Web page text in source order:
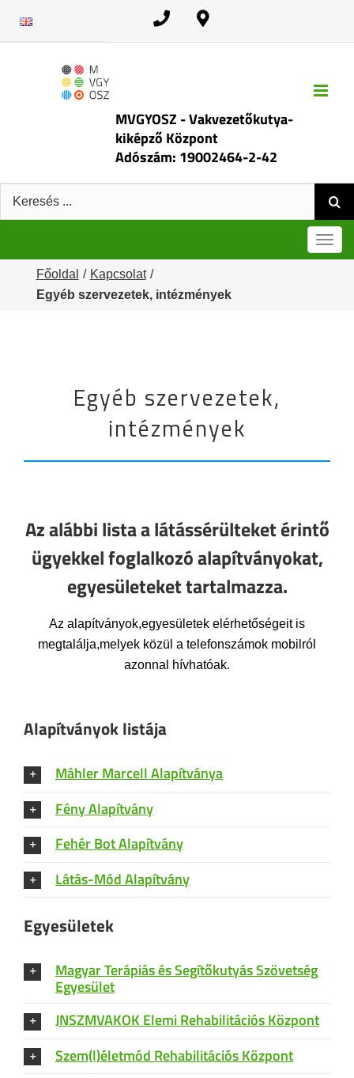
MVGYOSZ - Vakvezetőkutya-
kiképző Központ
Adószám: 19002464-2-42
Keresés:
Főoldal
Kapcsolat
Egyéb szervezetek, intézmények
Egyéb szervezetek,
intézmények
Az alábbi lista a látássérülteket érintő
ügyekkel foglalkozó alapítványokat,
egyesületeket tartalmazza.
Az alapítványok,egyesületek elérhetőségeit is
megtalálja,melyek közül a telefonszámok mobilról
azonnal hívhatóak.
Alapítványok listája
Máhler Marcell Alapítványa
Fény Alapítvány
Fehér Bot Alapítvány
Látás-Mód Alapítvány
Egyesületek
Magyar Terápiás és Segítőkutyás Szövetség
Egyesület
JNSZMVAKOK Elemi Rehabilitációs Központ
Szem(l)életmód Rehabilitációs Központ